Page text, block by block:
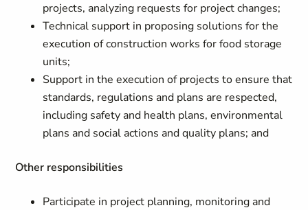
projects, analyzing requests for project changes;
Technical support in proposing solutions for the
execution of construction works for food storage
units;
Support in the execution of projects to ensure that
standards, regulations and plans are respected,
including safety and health plans, environmental
plans and social actions and quality plans; and
Other responsibilities
Participate in project planning, monitoring and